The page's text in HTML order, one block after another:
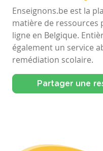
Enseignons.be est la
matière de ressources
ligne en Belgique.
également un service
remédiation scolaire.
Partager une